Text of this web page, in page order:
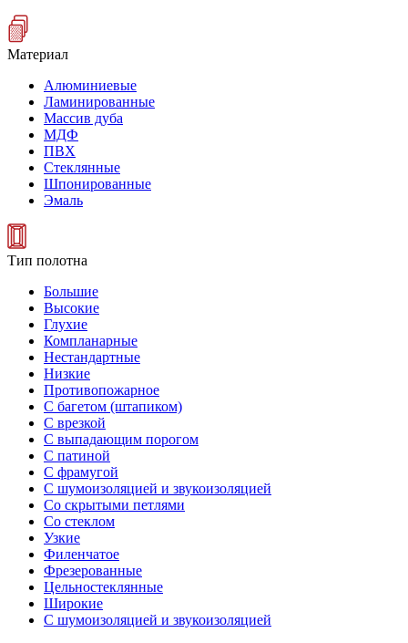
Материал
Алюминиевые
Ламинированные
Массив дуба
МДФ
ПВХ
Стеклянные
Шпонированные
Эмаль
Тип полотна
Большие
Высокие
Глухие
Компланарные
Нестандартные
Низкие
Противопожарное
С багетом (штапиком)
С врезкой
С выпадающим порогом
С патиной
С фрамугой
С шумоизоляцией и звукоизоляцией
Со скрытыми петлями
Со стеклом
Узкие
Филенчатое
Фрезерованные
Цельностеклянные
Широкие
С шумоизоляцией и звукоизоляцией